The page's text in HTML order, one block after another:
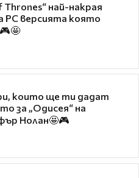
Thrones“ най-накрая
PC версията която
които ще ти дадат
за „Одисея“ на
Нолан🤩🎮